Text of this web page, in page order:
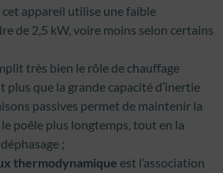
cet appareil utilise une faible
de 2,5 kW, voire moins selon certains
très bien le rôle de chauffage
plus que la grande capacité d’inertie
passives permet de maintenir la
poêle plus longtemps, tout en la
;
thermodynamique est l’association